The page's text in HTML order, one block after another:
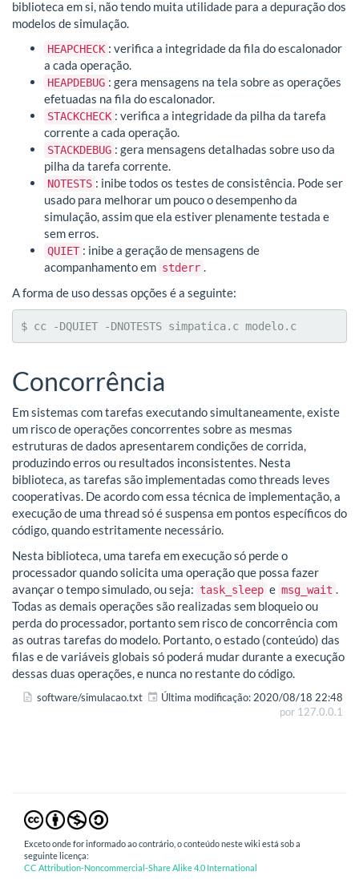
biblioteca em si, não tendo muita utilidade para a depuração dos
modelos de simulação.
HEAPCHECK : verifica a integridade da fila do escalonador
a cada operação.
HEAPDEBUG : gera mensagens na tela sobre as operações
efetuadas na fila do escalonador.
STACKCHECK : verifica a integridade da pilha da tarefa
corrente a cada operação.
STACKDEBUG : gera mensagens detalhadas sobre uso da
pilha da tarefa corrente.
NOTESTS : inibe todos os testes de consistência. Pode ser
usado para melhorar um pouco o desempenho da
simulação, assim que ela estiver plenamente testada e
sem erros.
QUIET : inibe a geração de mensagens de
acompanhamento em stderr .
A forma de uso dessas opções é a seguinte:
$ cc -DQUIET -DNOTESTS simpatica.c modelo.c
Concorrência
Em sistemas com tarefas executando simultaneamente, existe
um risco de operações concorrentes sobre as mesmas
estruturas de dados apresentarem condições de corrida,
produzindo erros ou resultados inconsistentes. Nesta
biblioteca, as tarefas são implementadas como threads leves
cooperativas. De acordo com essa técnica de implementação, a
execução de uma thread só é suspensa em pontos específicos do
código, quando estritamente necessário.
Nesta biblioteca, uma tarefa em execução só perde o
processador quando solicita uma operação que possa fazer
avançar o tempo simulado, ou seja: task_sleep e msg_wait .
Todas as demais operações são realizadas sem bloqueio ou
perda do processador, portanto sem risco de concorrência com
as outras tarefas do modelo. Portanto, o estado (conteúdo) das
filas e de variáveis globais só poderá mudar durante a execução
dessas duas operações, e nunca no restante do código.
software/simulacao.txt Última modificação:2020/08/18 22:48
por 127.0.0.1
Exceto onde for informado ao contrário, o conteúdo neste wiki está sob a
seguinte licença:
CC Attribution-Noncommercial-Share Alike 4.0 International